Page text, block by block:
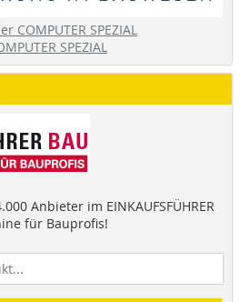
COMPUTER SPEZIAL
SPEZIAL
Anbieter im EINKAUFSFÜHRER
für Bauprofis!